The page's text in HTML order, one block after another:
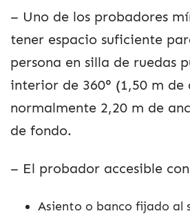
– Uno de los probadores
tener espacio suficiente
persona en silla de ruedas
interior de 360° (1,50 m
normalmente 2,20 m de
de fondo.
– El probador accesible
Asiento o banco fijado al